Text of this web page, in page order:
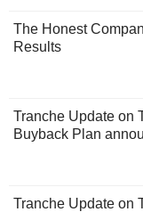
The Honest
Results
Tranche Update on
Buyback Plan
Tranche Update on